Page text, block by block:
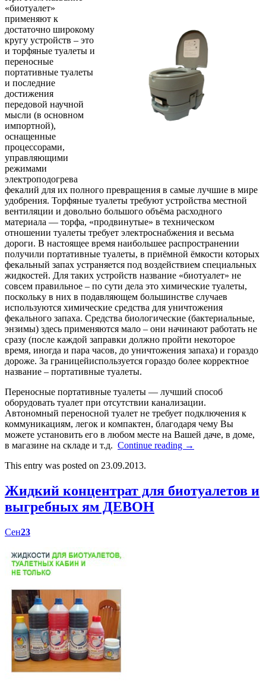
«биотуалет»
применяют к
достаточно широкому
кругу устройств – это
и торфяные туалеты и
переносные
портативные туалеты
и последние
достижения
передовой научной
мысли (в основном
импортной),
оснащенные
процессорами,
управляющими
режимами
электроподогрева
фекалий для их полного превращения в самые лучшие в мире
удобрения. Торфяные туалеты требуют устройства местной
вентиляции и довольно большого объёма расходного
материала — торфа, «продвинутые» в техническом
отношении туалеты требует электроснабжения и весьма
дороги. В настоящее время наибольшее распространении
получили портативные туалеты, в приёмной ёмкости которых
фекальный запах устраняется под воздействием специальных
жидкостей. Для таких устройств название «биотуалет» не
совсем правильное – по сути дела это химические туалеты,
поскольку в них в подавляющем большинстве случаев
используются химические средства для уничтожения
фекального запаха. Средства биологические (бактериальные,
энзимы) здесь применяются мало – они начинают работать не
сразу (после каждой заправки должно пройти некоторое
время, иногда и пара часов, до уничтожения запаха) и гораздо
дороже. За границейиспользуется гораздо более корректное
название – портативные туалеты.
Переносные портативные туалеты — лучший способ
оборудовать туалет при отсутствии канализации.
Автономный переносной туалет не требует подключения к
коммуникациям, легок и компактен, благодаря чему Вы
можете установить его в любом месте на Вашей даче, в доме,
в магазине на складе и т.д. Continue reading →
This entry was posted on 23.09.2013.
Жидкий концентрат для биотуалетов и
выгребных ям ДЕВОН
Сен23